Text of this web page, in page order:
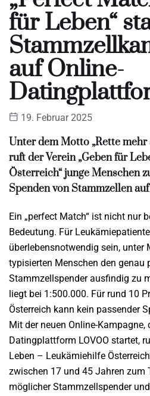
für Leben“
auf Online-
19. Februar 2025
Unter dem Motto „Rette mehr
ruft der Verein „Geben für
Österreich“ junge Menschen
Spenden von Stammzellen auf
Ein „perfect Match“ ist nicht nur
Bedeutung. Für
überlebensnotwendig sein, unter
typisierten Menschen den genau
Stammzellspender ausfindig zu
liegt bei 1:500.000. Für rund 10
Österreich kann kein passender
Mit der neuen Online-
Datingplattform LOVOO startet,
Leben – Leukämiehilfe
zwischen 17 und 45 Jahren zum
möglicher Stammzellspender